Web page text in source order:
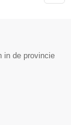
in de provincie